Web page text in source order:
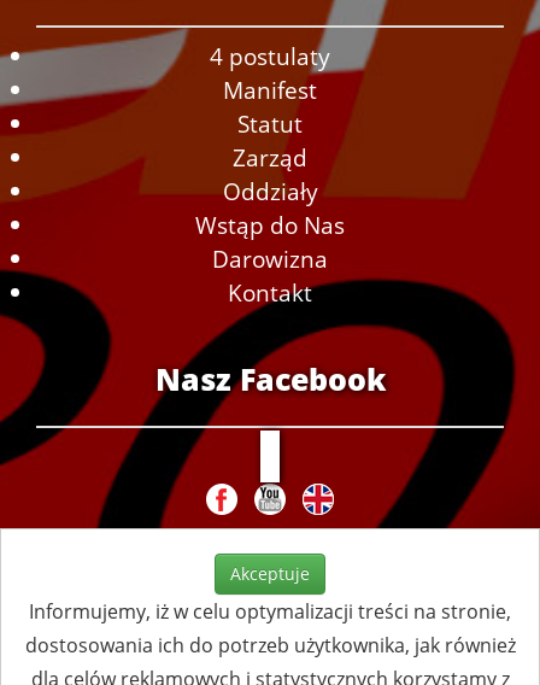
4 postulaty
Manifest
Statut
Zarząd
Oddziały
Wstąp do Nas
Darowizna
Kontakt
Nasz Facebook
Akceptuje
Informujemy, iż w celu optymalizacji treści na stronie,
dostosowania ich do potrzeb użytkownika, jak również
dla celów reklamowych i statystycznych korzystamy z